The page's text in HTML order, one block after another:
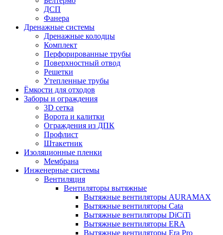
ДСП
Фанера
Дренажные системы
Дренажные колодцы
Комплект
Перфорированные трубы
Поверхностный отвод
Решетки
Утепленные трубы
Ёмкости для отходов
Заборы и ограждения
3D сетка
Ворота и калитки
Ограждения из ДПК
Профлист
Штакетник
Изоляционные пленки
Мембрана
Инженерные системы
Вентиляция
Вентиляторы вытяжные
Вытяжные вентиляторы AURAMAX
Вытяжные вентиляторы Cata
Вытяжные вентиляторы DiCiTi
Вытяжные вентиляторы ERA
Вытяжные вентиляторы Era Pro